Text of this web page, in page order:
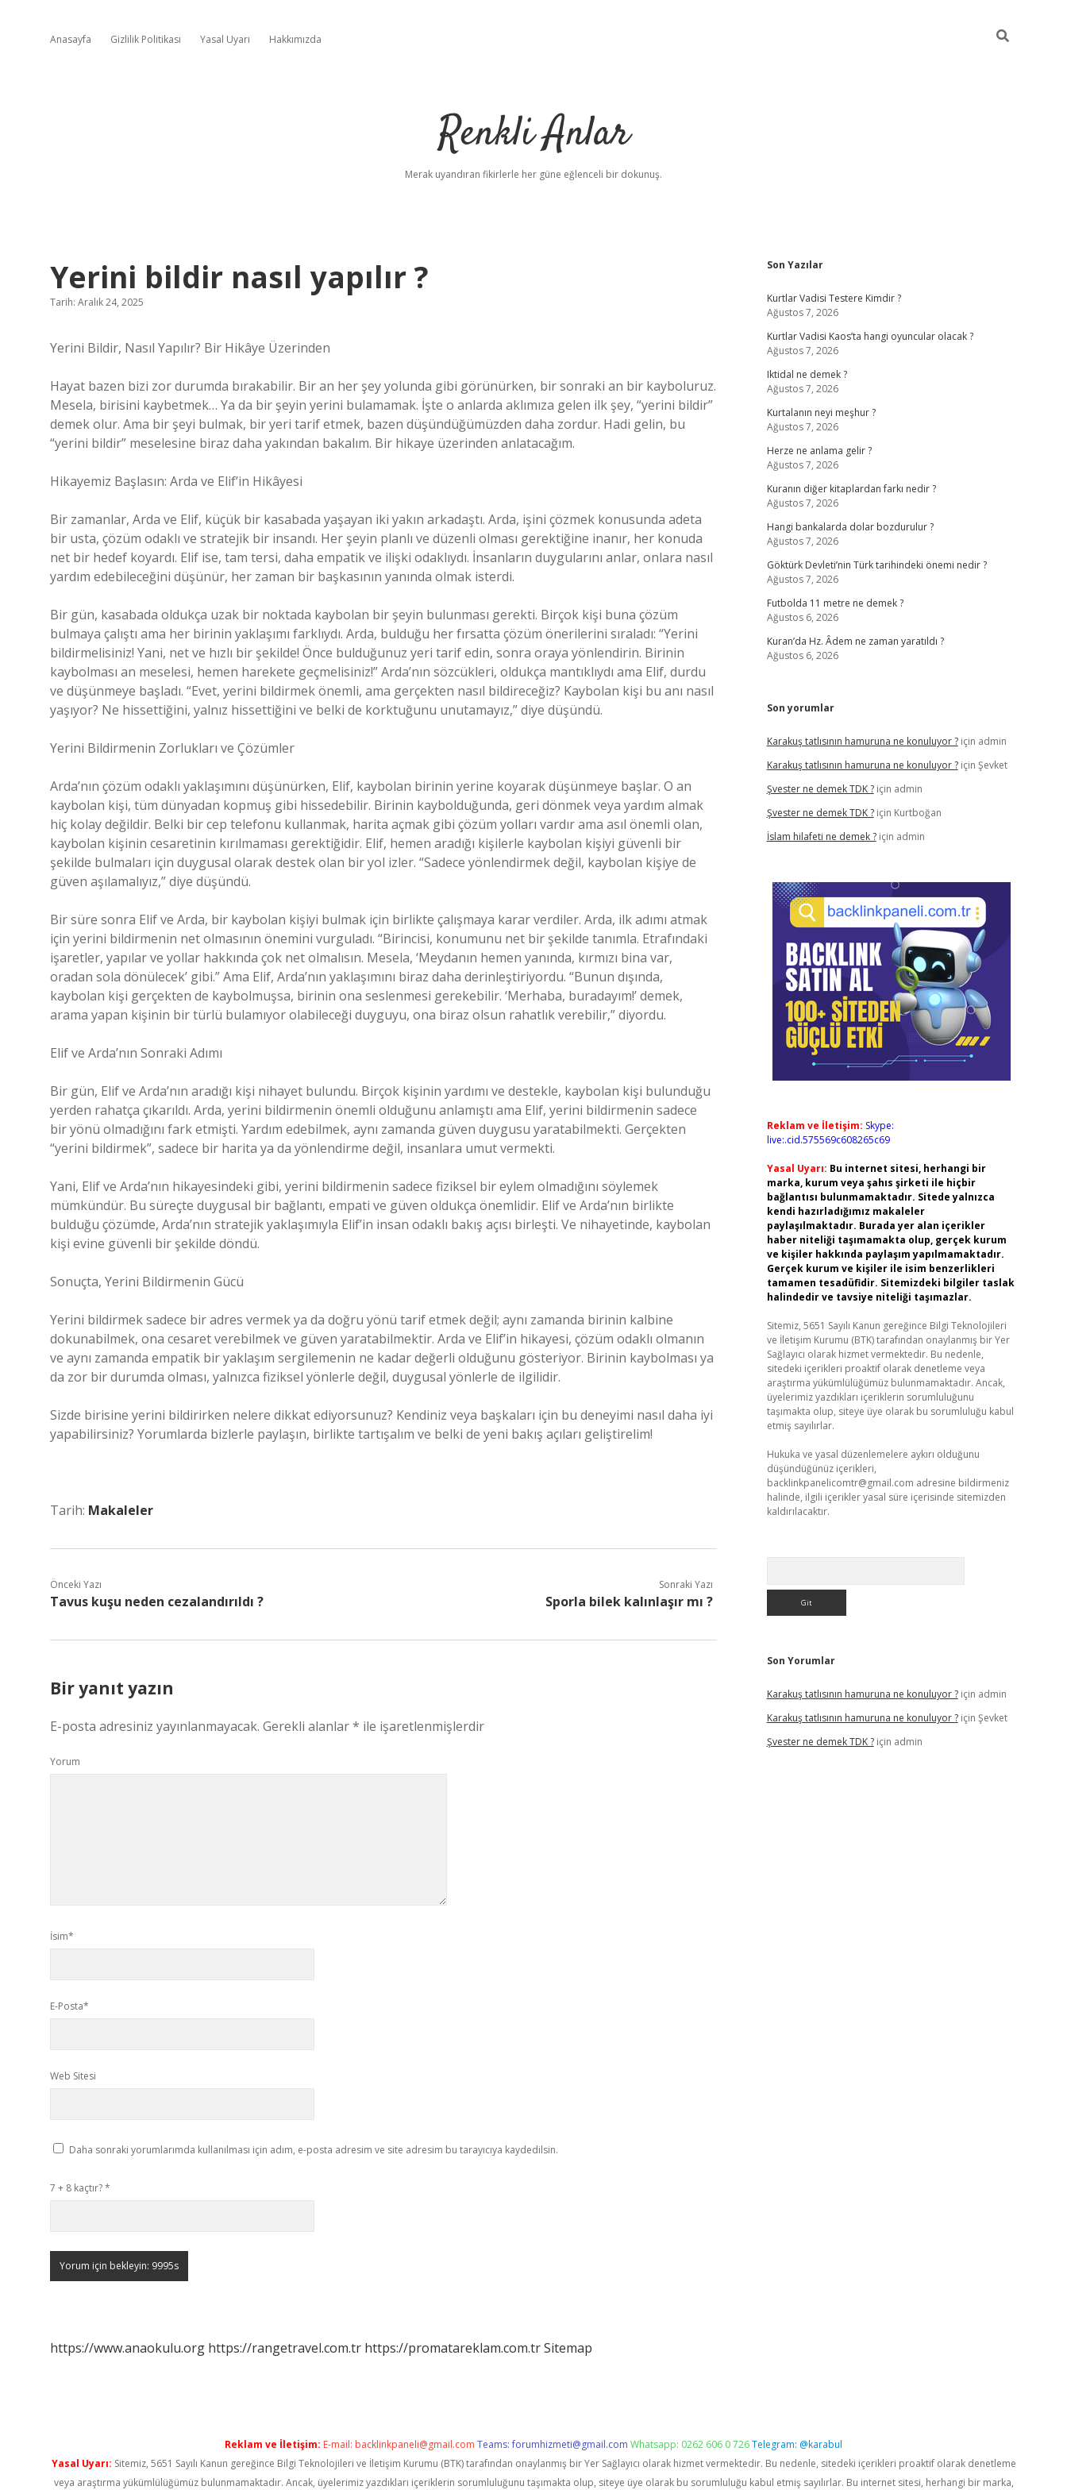
Anasayfa Gizlilik Politikası Yasal Uyarı Hakkımızda
Renkli Anlar
Merak uyandıran fikirlerle her güne eğlenceli bir dokunuş.
Yerini bildir nasıl yapılır ?
Tarih: Aralık 24, 2025
Yerini Bildir, Nasıl Yapılır? Bir Hikâye Üzerinden
Hayat bazen bizi zor durumda bırakabilir. Bir an her şey yolunda gibi görünürken, bir sonraki an bir kayboluruz.
Mesela, birisini kaybetmek… Ya da bir şeyin yerini bulamamak. İşte o anlarda aklımıza gelen ilk şey, “yerini bildir”
demek olur. Ama bir şeyi bulmak, bir yeri tarif etmek, bazen düşündüğümüzden daha zordur. Hadi gelin, bu
“yerini bildir” meselesine biraz daha yakından bakalım. Bir hikaye üzerinden anlatacağım.
Hikayemiz Başlasın: Arda ve Elif’in Hikâyesi
Bir zamanlar, Arda ve Elif, küçük bir kasabada yaşayan iki yakın arkadaştı. Arda, işini çözmek konusunda adeta
bir usta, çözüm odaklı ve stratejik bir insandı. Her şeyin planlı ve düzenli olması gerektiğine inanır, her konuda
net bir hedef koyardı. Elif ise, tam tersi, daha empatik ve ilişki odaklıydı. İnsanların duygularını anlar, onlara nasıl
yardım edebileceğini düşünür, her zaman bir başkasının yanında olmak isterdi.
Bir gün, kasabada oldukça uzak bir noktada kaybolan bir şeyin bulunması gerekti. Birçok kişi buna çözüm
bulmaya çalıştı ama her birinin yaklaşımı farklıydı. Arda, bulduğu her fırsatta çözüm önerilerini sıraladı: “Yerini
bildirmelisiniz! Yani, net ve hızlı bir şekilde! Önce bulduğunuz yeri tarif edin, sonra oraya yönlendirin. Birinin
kaybolması an meselesi, hemen harekete geçmelisiniz!” Arda’nın sözcükleri, oldukça mantıklıydı ama Elif, durdu
ve düşünmeye başladı. “Evet, yerini bildirmek önemli, ama gerçekten nasıl bildireceğiz? Kaybolan kişi bu anı nasıl
yaşıyor? Ne hissettiğini, yalnız hissettiğini ve belki de korktuğunu unutamayız,” diye düşündü.
Yerini Bildirmenin Zorlukları ve Çözümler
Arda’nın çözüm odaklı yaklaşımını düşünürken, Elif, kaybolan birinin yerine koyarak düşünmeye başlar. O an
kaybolan kişi, tüm dünyadan kopmuş gibi hissedebilir. Birinin kaybolduğunda, geri dönmek veya yardım almak
hiç kolay değildir. Belki bir cep telefonu kullanmak, harita açmak gibi çözüm yolları vardır ama asıl önemli olan,
kaybolan kişinin cesaretinin kırılmaması gerektiğidir. Elif, hemen aradığı kişilerle kaybolan kişiyi güvenli bir
şekilde bulmaları için duygusal olarak destek olan bir yol izler. “Sadece yönlendirmek değil, kaybolan kişiye de
güven aşılamalıyız,” diye düşündü.
Bir süre sonra Elif ve Arda, bir kaybolan kişiyi bulmak için birlikte çalışmaya karar verdiler. Arda, ilk adımı atmak
için yerini bildirmenin net olmasının önemini vurguladı. “Birincisi, konumunu net bir şekilde tanımla. Etrafındaki
işaretler, yapılar ve yollar hakkında çok net olmalısın. Mesela, ‘Meydanın hemen yanında, kırmızı bina var,
oradan sola dönülecek’ gibi.” Ama Elif, Arda’nın yaklaşımını biraz daha derinleştiriyordu. “Bunun dışında,
kaybolan kişi gerçekten de kaybolmuşsa, birinin ona seslenmesi gerekebilir. ‘Merhaba, buradayım!’ demek,
arama yapan kişinin bir türlü bulamıyor olabileceği duyguyu, ona biraz olsun rahatlık verebilir,” diyordu.
Elif ve Arda’nın Sonraki Adımı
Bir gün, Elif ve Arda’nın aradığı kişi nihayet bulundu. Birçok kişinin yardımı ve destekle, kaybolan kişi bulunduğu
yerden rahatça çıkarıldı. Arda, yerini bildirmenin önemli olduğunu anlamıştı ama Elif, yerini bildirmenin sadece
bir yönü olmadığını fark etmişti. Yardım edebilmek, aynı zamanda güven duygusu yaratabilmekti. Gerçekten
“yerini bildirmek”, sadece bir harita ya da yönlendirme değil, insanlara umut vermekti.
Yani, Elif ve Arda’nın hikayesindeki gibi, yerini bildirmenin sadece fiziksel bir eylem olmadığını söylemek
mümkündür. Bu süreçte duygusal bir bağlantı, empati ve güven oldukça önemlidir. Elif ve Arda’nın birlikte
bulduğu çözümde, Arda’nın stratejik yaklaşımıyla Elif’in insan odaklı bakış açısı birleşti. Ve nihayetinde, kaybolan
kişi evine güvenli bir şekilde döndü.
Sonuçta, Yerini Bildirmenin Gücü
Yerini bildirmek sadece bir adres vermek ya da doğru yönü tarif etmek değil; aynı zamanda birinin kalbine
dokunabilmek, ona cesaret verebilmek ve güven yaratabilmektir. Arda ve Elif’in hikayesi, çözüm odaklı olmanın
ve aynı zamanda empatik bir yaklaşım sergilemenin ne kadar değerli olduğunu gösteriyor. Birinin kaybolması ya
da zor bir durumda olması, yalnızca fiziksel yönlerle değil, duygusal yönlerle de ilgilidir.
Sizde birisine yerini bildirirken nelere dikkat ediyorsunuz? Kendiniz veya başkaları için bu deneyimi nasıl daha iyi
yapabilirsiniz? Yorumlarda bizlerle paylaşın, birlikte tartışalım ve belki de yeni bakış açıları geliştirelim!
Tarih: Makaleler
Önceki Yazı
Tavus kuşu neden cezalandırıldı ?
Sonraki Yazı
Sporla bilek kalınlaşır mı ?
Bir yanıt yazın
E-posta adresiniz yayınlanmayacak. Gerekli alanlar* ile işaretlenmişlerdir
Yorum
İsim*
E-Posta*
Web Sitesi
Daha sonraki yorumlarımda kullanılması için adım, e-posta adresim ve site adresim bu tarayıcıya kaydedilsin.
7 + 8 kaçtır?*
https://www.anaokulu.org https://rangetravel.com.tr https://promatareklam.com.trSitemap
Sidebar
Son Yazılar
Kurtlar Vadisi Testere Kimdir ?
Ağustos 7, 2026
Kurtlar Vadisi Kaos’ta hangi oyuncular olacak ?
Ağustos 7, 2026
Iktidal ne demek ?
Ağustos 7, 2026
Kurtalanın neyi meşhur ?
Ağustos 7, 2026
Herze ne anlama gelir ?
Ağustos 7, 2026
Kuranın diğer kitaplardan farkı nedir ?
Ağustos 7, 2026
Hangi bankalarda dolar bozdurulur ?
Ağustos 7, 2026
Göktürk Devleti’nin Türk tarihindeki önemi nedir ?
Ağustos 7, 2026
Futbolda 11 metre ne demek ?
Ağustos 6, 2026
Kuran’da Hz. Âdem ne zaman yaratıldı ?
Ağustos 6, 2026
Son yorumlar
Karakuş tatlısının hamuruna ne konuluyor ?için admin
Karakuş tatlısının hamuruna ne konuluyor ?için Şevket
Şvester ne demek TDK ?için admin
Şvester ne demek TDK ?için Kurtboğan
İslam hilafeti ne demek ?için admin
Reklam ve İletişim: Skype:
live:.cid.575569c608265c69
Yasal Uyarı: Bu internet sitesi, herhangi bir
marka, kurum veya şahıs şirketi ile hiçbir
bağlantısı bulunmamaktadır. Sitede yalnızca
kendi hazırladığımız makaleler
paylaşılmaktadır. Burada yer alan içerikler
haber niteliği taşımamakta olup, gerçek kurum
ve kişiler hakkında paylaşım yapılmamaktadır.
Gerçek kurum ve kişiler ile isim benzerlikleri
tamamen tesadüfidir. Sitemizdeki bilgiler taslak
halindedir ve tavsiye niteliği taşımazlar.
Sitemiz, 5651 Sayılı Kanun gereğince Bilgi Teknolojileri
ve İletişim Kurumu (BTK) tarafından onaylanmış bir Yer
Sağlayıcı olarak hizmet vermektedir. Bu nedenle,
sitedeki içerikleri proaktif olarak denetleme veya
araştırma yükümlülüğümüz bulunmamaktadır. Ancak,
üyelerimiz yazdıkları içeriklerin sorumluluğunu
taşımakta olup, siteye üye olarak bu sorumluluğu kabul
etmiş sayılırlar.
Hukuka ve yasal düzenlemelere aykırı olduğunu
düşündüğünüz içerikleri,
backlinkpanelicomtr@gmail.com adresine bildirmeniz
halinde, ilgili içerikler yasal süre içerisinde sitemizden
kaldırılacaktır.
Son Yorumlar
Karakuş tatlısının hamuruna ne konuluyor ?için admin
Karakuş tatlısının hamuruna ne konuluyor ?için Şevket
Şvester ne demek TDK ?için admin
elexbet yeni giriş adresi
Reklam ve İletişim: E-mail: backlinkpaneli@gmail.com Teams:forumhizmeti@gmail.com Whatsapp: 0262 606 0 726Telegram: @karabul
Yasal Uyarı: Sitemiz, 5651 Sayılı Kanun gereğince Bilgi Teknolojileri ve İletişim Kurumu (BTK) tarafından onaylanmış bir Yer Sağlayıcı olarak hizmet vermektedir. Bu nedenle, sitedeki içerikleri proaktif olarak denetleme
veya araştırma yükümlülüğümüz bulunmamaktadır. Ancak, üyelerimiz yazdıkları içeriklerin sorumluluğunu taşımakta olup, siteye üye olarak bu sorumluluğu kabul etmiş sayılırlar. Bu internet sitesi, herhangi bir marka,